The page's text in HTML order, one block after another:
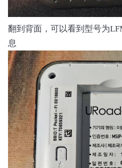
翻到背面，可以看到型号为
息